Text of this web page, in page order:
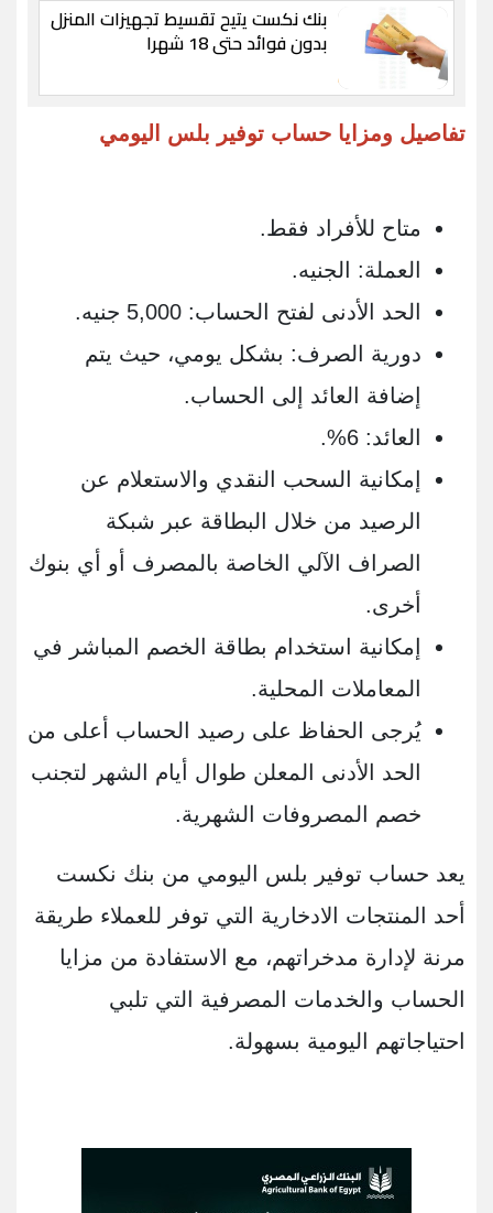
بنك نكست يتيح تقسيط تجهيزات المنزل
بدون فوائد حتى 18 شهرا
تفاصيل ومزايا حساب توفير بلس اليومي
متاح للأفراد فقط.
العملة: الجنيه.
الحد الأدنى لفتح الحساب: 5,000 جنيه.
دورية الصرف: بشكل يومي، حيث يتم
إضافة العائد إلى الحساب.
العائد: 6%.
إمكانية السحب النقدي والاستعلام عن
الرصيد من خلال البطاقة عبر شبكة
الصراف الآلي الخاصة بالمصرف أو أي بنوك
أخرى.
إمكانية استخدام بطاقة الخصم المباشر في
المعاملات المحلية.
يُرجى الحفاظ على رصيد الحساب أعلى من
الحد الأدنى المعلن طوال أيام الشهر لتجنب
خصم المصروفات الشهرية.
يعد حساب توفير بلس اليومي من بنك نكست
أحد المنتجات الادخارية التي توفر للعملاء طريقة
مرنة لإدارة مدخراتهم، مع الاستفادة من مزايا
الحساب والخدمات المصرفية التي تلبي
احتياجاتهم اليومية بسهولة.